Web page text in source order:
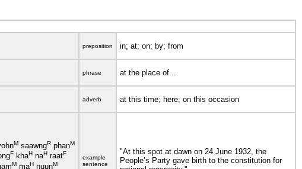
preposition in; at; on; by; from
phrase at the place of...
adverb at this time; here; on this occasion
M saawngR phanM
F khaH naH raatF
M maH nuunM
example
sentence
"At this spot at dawn on 24 June 1932, the
People’s Party gave birth to the constitution for